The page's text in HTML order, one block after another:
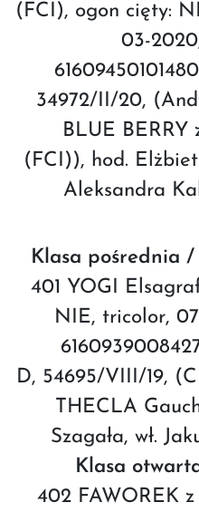
(FCI), ogon cięty:
03-
34972/II/20,
BLUE BERRY
(FCI)), hod.
Aleksandra
Klasa pośrednia
401 YOGI
NIE, tricolor,
D, 54695/VIII/19,
THECLA
Szagała, wł.
Klasa
402 FAWOREK